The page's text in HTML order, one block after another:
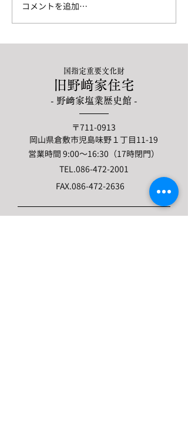
頼山陽と交流のあった文
コメントを追加…
国指定重要文化財
旧野﨑家住宅
- 野﨑家塩業歴史館 -
〒711-0913
岡山県倉敷市児島味野１丁目11-19
営業時間 9:00〜16:30（17時閉門）
TEL.086-472-2001
FAX.086-472-2636